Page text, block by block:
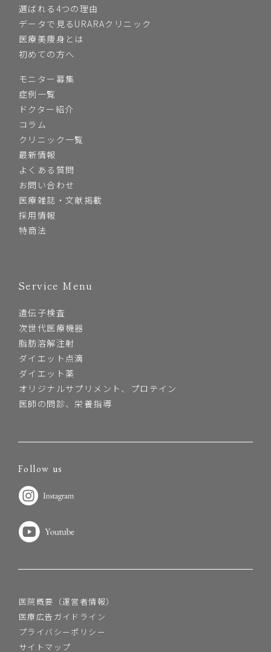
選ばれる4つの理由
データで見るURARAクリニック
医療美痩身とは
初めての方へ
モニター募集
症例一覧
ドクター紹介
コラム
クリニック一覧
最新情報
よくある質問
お問い合わせ
医療雑誌・文献掲載
採用情報
特商法
Service Menu
遺伝子検査
次世代医療機器
脂肪溶解注射
ダイエット点滴
ダイエット薬
オリジナルサプリメント、プロテイン
医師の問診、栄養指導
医院概要（運営者情報）
医療広告ガイドライン
プライバシーポリシー
サイトマップ
Follow us